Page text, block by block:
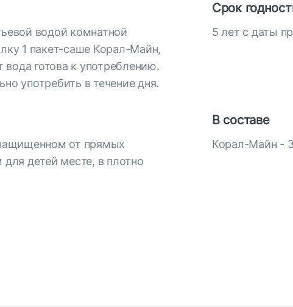
водой комнатной
1 пакет-саше Корал-Майн,
готова к употреблению.
употребить в течение дня.
Срок
5 лет с даты
от прямых
детей месте, в плотно
В составе
Корал-Майн -